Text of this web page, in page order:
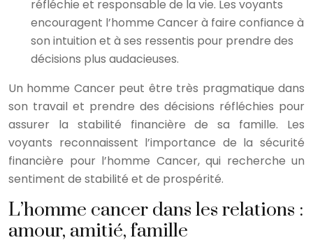
réfléchie et responsable de la vie. Les voyants
encouragent l’homme Cancer à faire confiance à
son intuition et à ses ressentis pour prendre des
décisions plus audacieuses.
Un homme Cancer peut être très pragmatique dans
son travail et prendre des décisions réfléchies pour
assurer la stabilité financière de sa famille. Les
voyants reconnaissent l’importance de la sécurité
financière pour l’homme Cancer, qui recherche un
sentiment de stabilité et de prospérité.
L’homme cancer dans les relations :
amour, amitié, famille